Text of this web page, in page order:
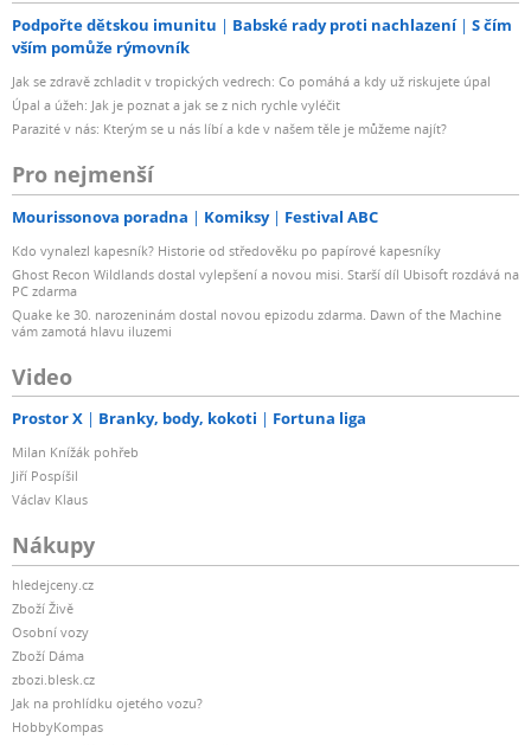
Podpořte dětskou imunitu Babské rady proti nachlazení
S čím
vším pomůže rýmovník
Jak se zdravě zchladit v tropických vedrech: Co pomáhá a kdy už riskujete úpal
Úpal a úžeh: Jak je poznat a jak se z nich rychle vyléčit
Parazité v nás: Kterým se u nás líbí a kde v našem těle je můžeme najít?
Pro nejmenší
Mourissonova poradna Komiksy Festival ABC
Kdo vynalezl kapesník? Historie od středověku po papírové kapesníky
Ghost Recon Wildlands dostal vylepšení a novou misi. Starší díl Ubisoft rozdává na
PC zdarma
Quake ke 30. narozeninám dostal novou epizodu zdarma. Dawn of the Machine
vám zamotá hlavu iluzemi
Video
Prostor X Branky, body, kokoti Fortuna liga
Milan Knížák pohřeb
Jiří Pospíšil
Václav Klaus
Nákupy
hledejceny.cz
Zboží Živě
Osobní vozy
Zboží Dáma
zbozi.blesk.cz
Jak na prohlídku ojetého vozu?
HobbyKompas